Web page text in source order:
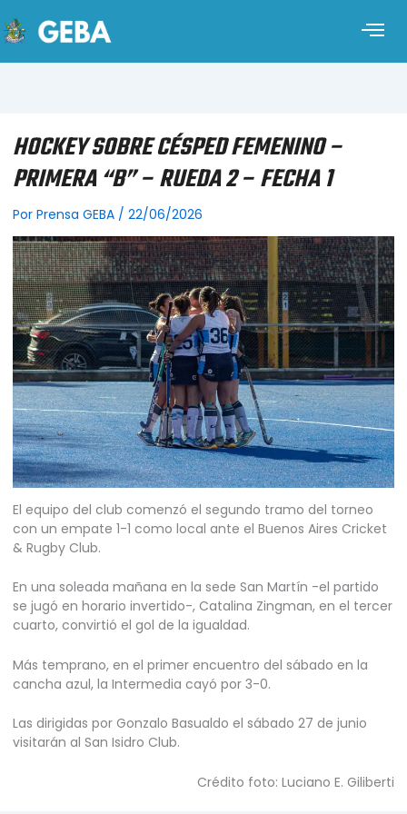
HOCKEY SOBRE CÉSPED FEMENINO –
PRIMERA “B” – RUEDA 2 – FECHA 1
Por Prensa GEBA / 22/06/2026
El equipo del club comenzó el segundo tramo del torneo
con un empate 1-1 como local ante el Buenos Aires Cricket
& Rugby Club.
En una soleada mañana en la sede San Martín -el partido
se jugó en horario invertido-, Catalina Zingman, en el tercer
cuarto, convirtió el gol de la igualdad.
Más temprano, en el primer encuentro del sábado en la
cancha azul, la Intermedia cayó por 3-0.
Las dirigidas por Gonzalo Basualdo el sábado 27 de junio
visitarán al San Isidro Club.
Crédito foto: Luciano E. Giliberti